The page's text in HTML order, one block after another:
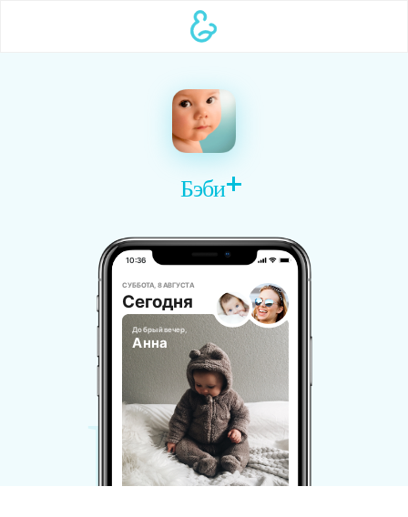
Бэби
Бэби
10:36
СУББОТА, 8 АВГУСТА
Сегодня
Добрый вечер,
Анна